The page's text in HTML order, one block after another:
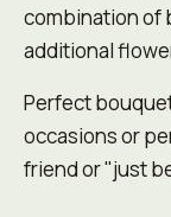
combination of
additional
Perfect
occasions or
friend or "just